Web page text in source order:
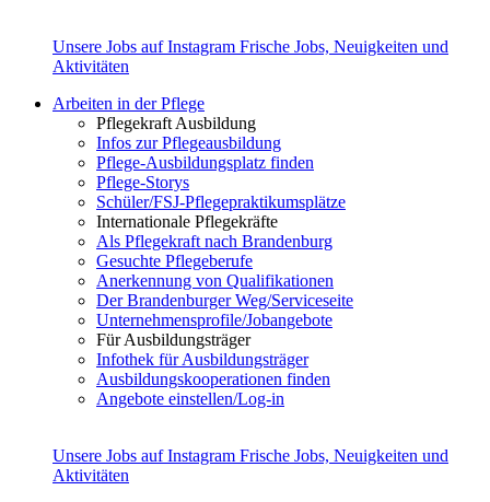
Unsere Jobs auf Instagram Frische Jobs, Neuigkeiten und
Aktivitäten
Arbeiten in der Pflege
Pflegekraft Ausbildung
Infos zur Pflegeausbildung
Pflege-Ausbildungsplatz finden
Pflege-Storys
Schüler/FSJ-Pflegepraktikumsplätze
Internationale Pflegekräfte
Als Pflegekraft nach Brandenburg
Gesuchte Pflegeberufe
Anerkennung von Qualifikationen
Der Brandenburger Weg/Serviceseite
Unternehmensprofile/Jobangebote
Für Ausbildungsträger
Infothek für Ausbildungsträger
Ausbildungskooperationen finden
Angebote einstellen/Log-in
Unsere Jobs auf Instagram Frische Jobs, Neuigkeiten und
Aktivitäten